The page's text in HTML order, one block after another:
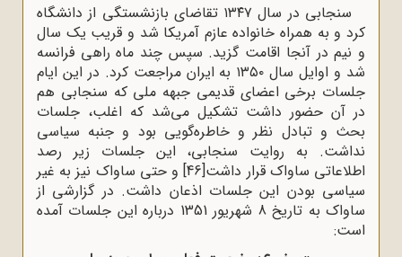
سنجابی در سال ۱۳۴۷ تقاضای بازنشستگی از دانشگاه
کرد و به همراه خانواده عازم آمریکا شد و قریب یک سال
و نیم در آنجا اقامت گزید. سپس چند ماه راهی فرانسه
شد و اوایل سال ۱۳۵۰ به ایران مراجعت کرد. در این ایام
جلسات برخی اعضای قدیمی جبهه ملی که سنجابی هم
در آن حضور داشت تشکیل می‌شد که اغلب، جلسات
بحث و تبادل نظر و خاطره‌گویی بود و جنبه سیاسی
نداشت. به روایت سنجابی، این جلسات زیر رصد
اطلاعاتی ساواک قرار داشت[46]
و حتی ساواک نیز به غیر
سیاسی بودن این جلسات اذعان داشت. در گزارشی از
ساواک به تاریخ 8 شهریور 1351 درباره این جلسات آمده
است: